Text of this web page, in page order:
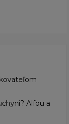
Alfou a